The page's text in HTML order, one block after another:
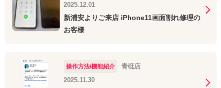
2025.12.01
新浦安よりご来店 iPhone11画面割れ修理の
お客様
操作方法/機能紹介
青砥店
2025.11.30